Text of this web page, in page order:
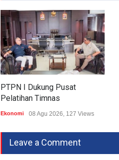
PTPN I Dukung Pusat
Pelatihan Timnas
Ekonomi 08 Agu 2026, 127 Views
Leave a Comment